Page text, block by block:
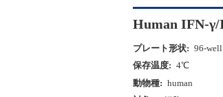
Human IFN-
プレート形状: 96-
保存温度: 4℃
動物種: human